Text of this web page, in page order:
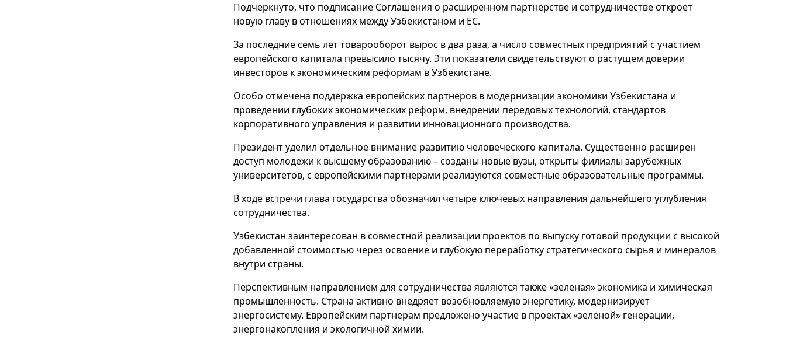
Подчеркнуто, что подписание Соглашения о расширенном партнёрстве и сотрудничестве откроет
новую главу в отношениях между Узбекистаном и ЕС.
За последние семь лет товарооборот вырос в два раза, а число совместных предприятий с участием
европейского капитала превысило тысячу. Эти показатели свидетельствуют о растущем доверии
инвесторов к экономическим реформам в Узбекистане.
Особо отмечена поддержка европейских партнеров в модернизации экономики Узбекистана и
проведении глубоких экономических реформ, внедрении передовых технологий, стандартов
корпоративного управления и развитии инновационного производства.
Президент уделил отдельное внимание развитию человеческого капитала. Существенно расширен
доступ молодежи к высшему образованию – созданы новые вузы, открыты филиалы зарубежных
университетов, с европейскими партнерами реализуются совместные образовательные программы.
В ходе встречи глава государства обозначил четыре ключевых направления дальнейшего углубления
сотрудничества.
Узбекистан заинтересован в совместной реализации проектов по выпуску готовой продукции с высокой
добавленной стоимостью через освоение и глубокую переработку стратегического сырья и минералов
внутри страны.
Перспективным направлением для сотрудничества являются также «зеленая» экономика и химическая
промышленность. Страна активно внедряет возобновляемую энергетику, модернизирует
энергосистему. Европейским партнерам предложено участие в проектах «зеленой» генерации,
энергонакопления и экологичной химии.